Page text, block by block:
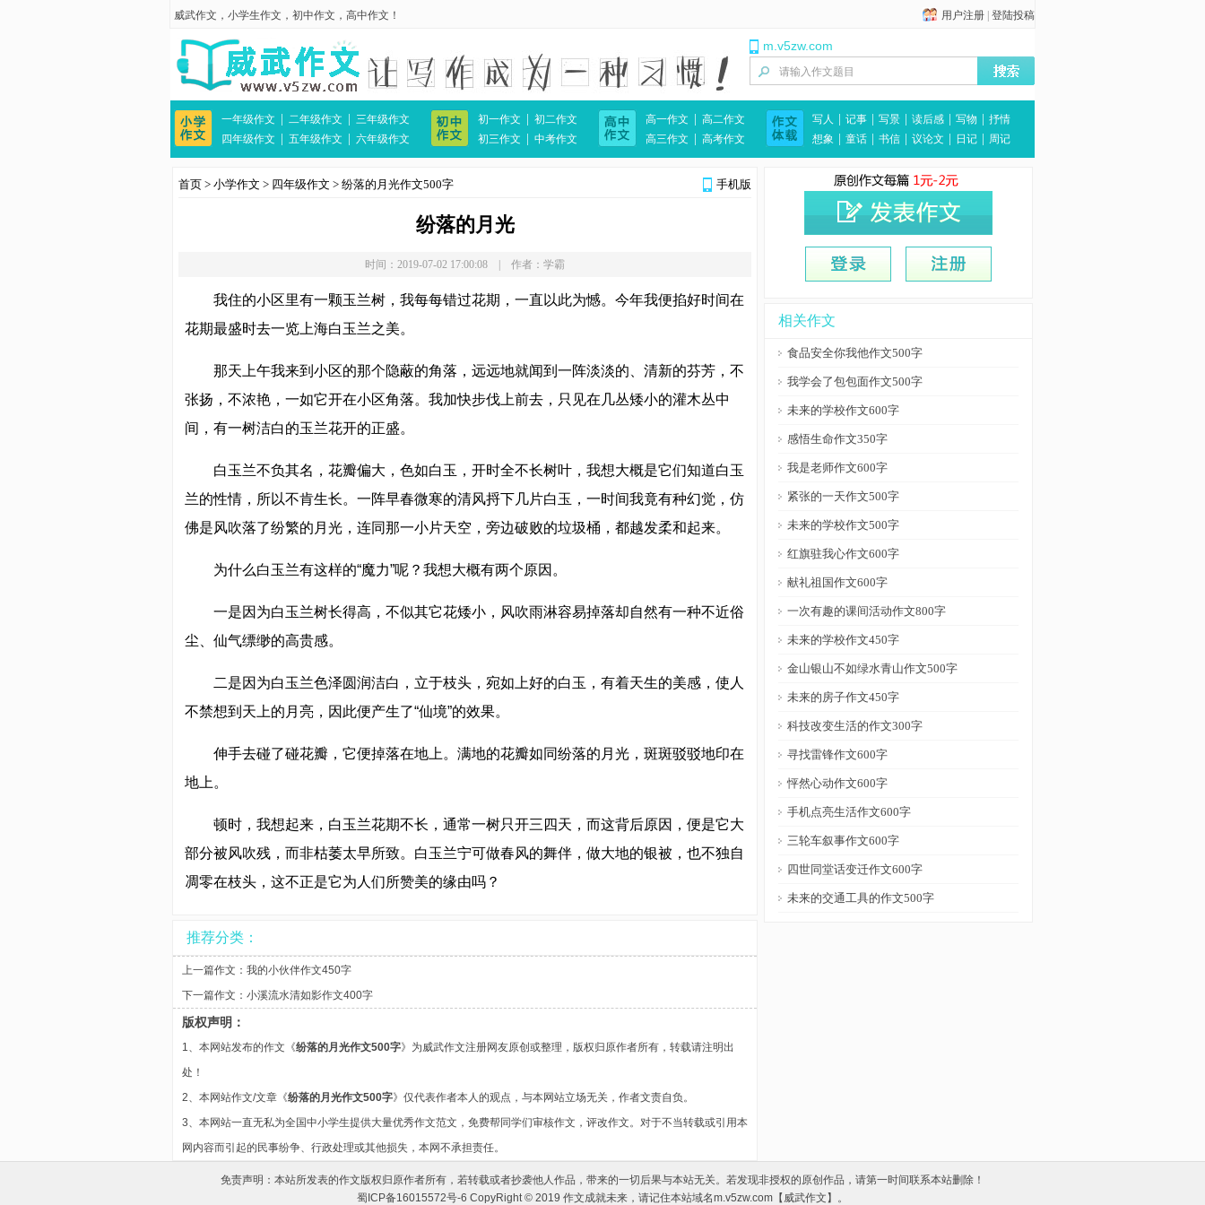
威武作文 ， 小学生作文 ， 初中作文 ， 高中作文 ！ 用户注册 登陆投稿
m.v5zw.com
一年级作文 二年级作文
三年级作文
四年级作文
五年级作文 六年级作文
初一作文
初二作文
初三作文
中考作文
高一作文
高二作文
高三作文
高考作文
写人 记事 写景 读后感 写物
抒情
想象
童话 书信 议论文 日记 周记
手机版
首页 > 小学作文 > 四年级作文 > 纷落的月光作文500字
纷落的月光
时间：2019-07-02 17:00:08 | 作者：学霸
我住的小区里有一颗玉兰树，我每每错过花期，一直以此为憾。今年我便掐好时间在
花期最盛时去一览上海白玉兰之美。
那天上午我来到小区的那个隐蔽的角落，远远地就闻到一阵淡淡的、清新的芬芳，不
张扬，不浓艳，一如它开在小区角落。我加快步伐上前去，只见在几丛矮小的灌木丛中
间，有一树洁白的玉兰花开的正盛。
白玉兰不负其名，花瓣偏大，色如白玉，开时全不长树叶，我想大概是它们知道白玉
兰的性情，所以不肯生长。一阵早春微寒的清风捋下几片白玉，一时间我竟有种幻觉，仿
佛是风吹落了纷繁的月光，连同那一小片天空，旁边破败的垃圾桶，都越发柔和起来。
为什么白玉兰有这样的“魔力”呢？我想大概有两个原因。
一是因为白玉兰树长得高，不似其它花矮小，风吹雨淋容易掉落却自然有一种不近俗
尘、仙气缥缈的高贵感。
二是因为白玉兰色泽圆润洁白，立于枝头，宛如上好的白玉，有着天生的美感，使人
不禁想到天上的月亮，因此便产生了“仙境”的效果。
伸手去碰了碰花瓣，它便掉落在地上。满地的花瓣如同纷落的月光，斑斑驳驳地印在
地上。
顿时，我想起来，白玉兰花期不长，通常一树只开三四天，而这背后原因，便是它大
部分被风吹残，而非枯萎太早所致。白玉兰宁可做春风的舞伴，做大地的银被，也不独自
凋零在枝头，这不正是它为人们所赞美的缘由吗？
推荐分类：
上一篇作文： 我的小伙伴作文450字
下一篇作文： 小溪流水清如影作文400字
版权声明：
1、本网站发布的作文《纷落的月光作文500字》为威武作文注册网友原创或整理，版权归原作者所有，转载请注明出
处！
2、本网站作文/文章《纷落的月光作文500字》仅代表作者本人的观点，与本网站立场无关，作者文责自负。
3、本网站一直无私为全国中小学生提供大量优秀作文范文，免费帮同学们审核作文，评改作文。对于不当转载或引用本
网内容而引起的民事纷争、行政处理或其他损失，本网不承担责任。
相关作文
食品安全你我他作文500字
我学会了包包面作文500字
未来的学校作文600字
感悟生命作文350字
我是老师作文600字
紧张的一天作文500字
未来的学校作文500字
红旗驻我心作文600字
献礼祖国作文600字
一次有趣的课间活动作文800字
未来的学校作文450字
金山银山不如绿水青山作文500字
未来的房子作文450字
科技改变生活的作文300字
寻找雷锋作文600字
怦然心动作文600字
手机点亮生活作文600字
三轮车叙事作文600字
四世同堂话变迁作文600字
未来的交通工具的作文500字
免责声明：本站所发表的作文版权归原作者所有，若转载或者抄袭他人作品，带来的一切后果与本站无关。若发现非授权的原创作品，请第一时间联系本站删除！
蜀ICP备16015572号-6 CopyRight © 2019 作文成就未来，请记住本站域名m.v5zw.com【威武作文】。